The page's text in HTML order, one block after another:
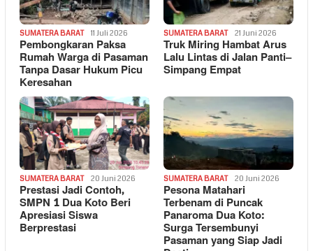
SUMATERA BARAT 11 Juli 2026
Pembongkaran Paksa
Rumah Warga di Pasaman
Tanpa Dasar Hukum Picu
Keresahan
SUMATERA BARAT 21 Juni 2026
Truk Miring Hambat Arus
Lalu Lintas di Jalan Panti–
Simpang Empat
SUMATERA BARAT 20 Juni 2026
Prestasi Jadi Contoh,
SMPN 1 Dua Koto Beri
Apresiasi Siswa
Berprestasi
SUMATERA BARAT 20 Juni 2026
Pesona Matahari
Terbenam di Puncak
Panaroma Dua Koto:
Surga Tersembunyi
Pasaman yang Siap Jadi